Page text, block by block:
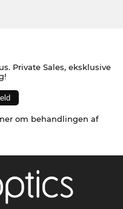
Private Sales, eksklusive
om behandlingen af